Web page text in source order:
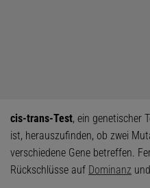
cis-trans-Test, ein genetischer
ist, herauszufinden, ob zwei
verschiedene Gene betreffen.
Rückschlüsse auf Dominanz und